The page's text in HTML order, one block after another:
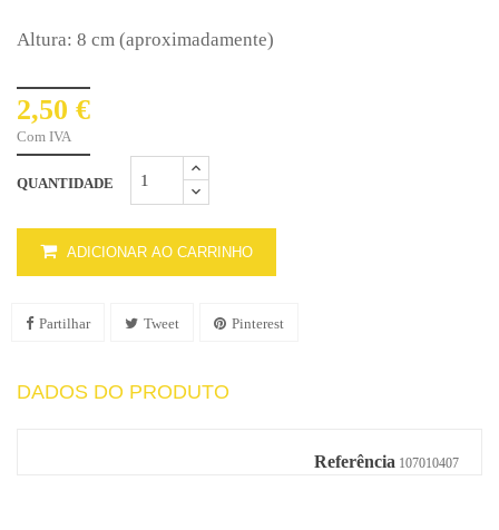
Altura: 8 cm (aproximadamente)
2,50 €
Com IVA
QUANTIDADE
ADICIONAR AO CARRINHO
Partilhar Tweet Pinterest
DADOS DO PRODUTO
Referência 107010407